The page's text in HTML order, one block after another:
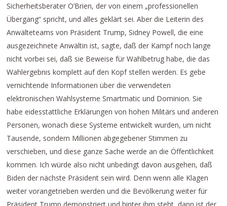
Sicherheitsberater O’Brien, der von einem „professionellen
Übergang“ spricht, und alles geklärt sei. Aber die Leiterin des
Anwälteteams von Präsident Trump, Sidney Powell, die eine
ausgezeichnete Anwältin ist, sagte, daß der Kampf noch lange
nicht vorbei sei, daß sie Beweise für Wahlbetrug habe, die das
Wahlergebnis komplett auf den Kopf stellen werden. Es gebe
vernichtende Informationen über die verwendeten
elektronischen Wahlsysteme Smartmatic und Dominion. Sie
habe eidesstattliche Erklärungen von hohen Militärs und anderen
Personen, wonach diese Systeme entwickelt wurden, um nicht
Tausende, sondern Millionen abgegebener Stimmen zu
verschieben, und diese ganze Sache werde an die Öffentlichkeit
kommen. Ich würde also nicht unbedingt davon ausgehen, daß
Biden der nächste Präsident sein wird. Denn wenn alle Klagen
weiter vorangetrieben werden und die Bevölkerung weiter für